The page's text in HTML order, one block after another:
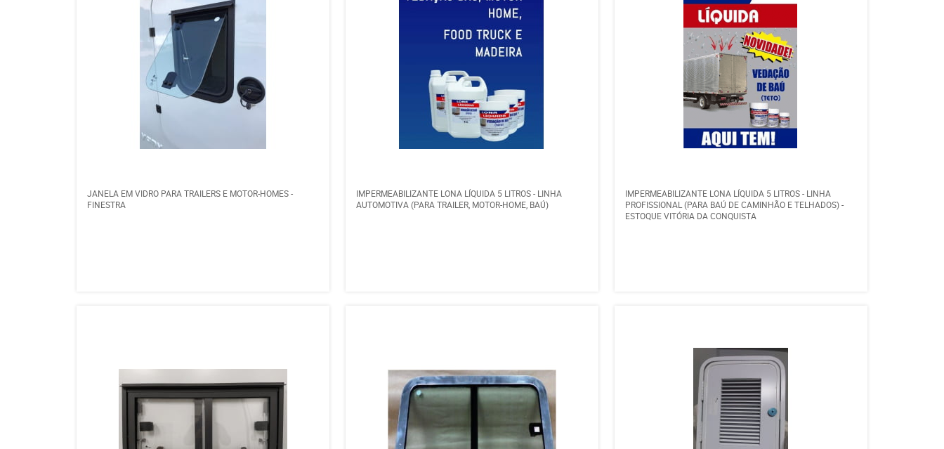
JANELA EM VIDRO PARA TRAILERS E MOTOR-HOMES -
FINESTRA
IMPERMEABILIZANTE LONA LÍQUIDA 5 LITROS - LINHA
AUTOMOTIVA (PARA TRAILER, MOTOR-HOME, BAÚ)
IMPERMEABILIZANTE LONA LÍQUIDA 5 LITROS - LINHA
PROFISSIONAL (PARA BAÚ DE CAMINHÃO E TELHADOS) -
ESTOQUE VITÓRIA DA CONQUISTA